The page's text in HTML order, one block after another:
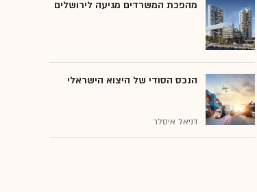
מהפכת המשרדים מגיעה לירושלים
הנכס הסודי של היצוא הישראלי
דניאל איסלר